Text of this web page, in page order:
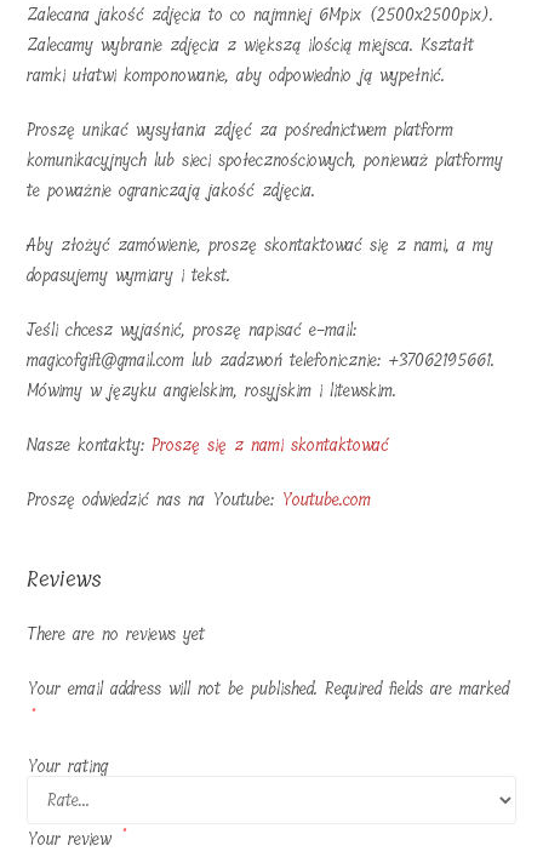
Zalecana jakość zdjęcia to co najmniej 6Mpix (2500x2500pix).
Zalecamy wybranie zdjęcia z większą ilością miejsca. Kształt
ramki ułatwi komponowanie, aby odpowiednio ją wypełnić.
Proszę unikać wysyłania zdjęć za pośrednictwem platform
komunikacyjnych lub sieci społecznościowych, ponieważ platformy
te poważnie ograniczają jakość zdjęcia.
Aby złożyć zamówienie, proszę skontaktować się z nami, a my
dopasujemy wymiary i tekst.
Jeśli chcesz wyjaśnić, proszę napisać e-mail:
magicofgift@gmail.com lub zadzwoń telefonicznie: +37062195661.
Mówimy w języku angielskim, rosyjskim i litewskim.
Nasze kontakty:Proszę się z nami skontaktować
Proszę odwiedzić nas na Youtube: Youtube.com
Reviews
There are no reviews yet
Your email address will not be published. Required fields are marked
*
Your rating
Your review *